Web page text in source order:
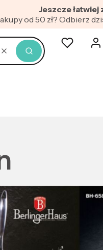
Jeszcze łatwiej
od 50 zł? Odbierz
WyczyśćSzukaj
Ulubione